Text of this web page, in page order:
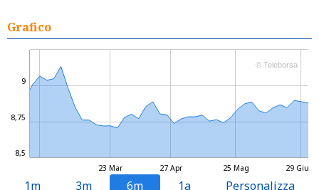
Grafico
23 Mar 27 Apr 25 Mag 29 Giu
8,5
8,75
9
© Teleborsa
1m 3m 6m 1a Personalizza